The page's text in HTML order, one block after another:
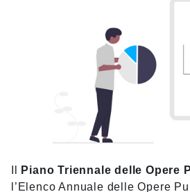
Piano Triennale delle Opere
l’Elenco Annuale delle Opere